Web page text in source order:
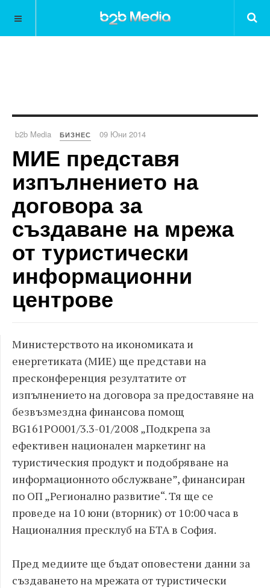
b2b Media БИЗНЕС 09 Юни 2014
МИЕ представя
изпълнението на
договора за
създаване на мрежа
от туристически
информационни
центрове
Министерството на икономиката и
енергетиката (МИЕ) ще представи на
пресконференция резултатите от
изпълнението на договора за предоставяне на
безвъзмездна финансова помощ
BG161PO001/3.3-01/2008 „Подкрепа за
ефективен национален маркетинг на
туристическия продукт и подобряване на
информационното обслужване”, финансиран
по ОП „Регионално развитие“. Тя ще се
проведе на 10 юни (вторник) от 10:00 часа в
Националния пресклуб на БТА в София.
Пред медиите ще бъдат оповестени данни за
създаването на мрежата от туристически